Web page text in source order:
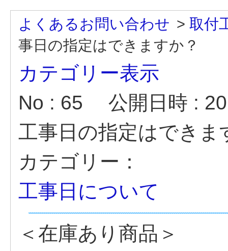
よくあるお問い合わせ > 取付
事日の指定はできますか？
カテゴリー表示
No : 65
公開日時 :
工事日の指定はできま
カテゴリー：
工事日について
＜在庫あり商品＞